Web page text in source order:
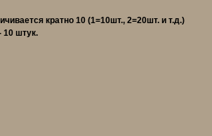
кратно 10 (1=10шт., 2=20шт. и т.д.)
10 штук.